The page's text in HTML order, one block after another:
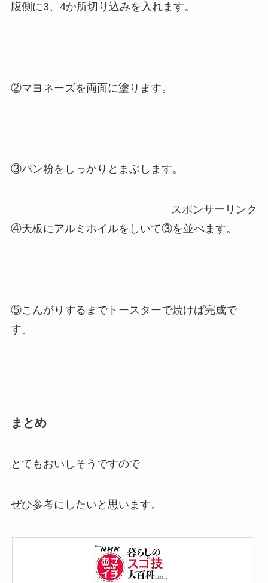
腹側に3、4か所切り込みを入れます。
②マヨネーズを両面に塗ります。
③パン粉をしっかりとまぶします。
スポンサーリンク
④天板にアルミホイルをしいて③を並べます。
⑤こんがりするまでトースターで焼けば完成で
す。
まとめ
とてもおいしそうですので
ぜひ参考にしたいと思います。